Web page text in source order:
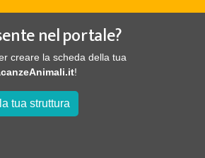
nel portale?
creare la scheda della tua
!
tua struttura